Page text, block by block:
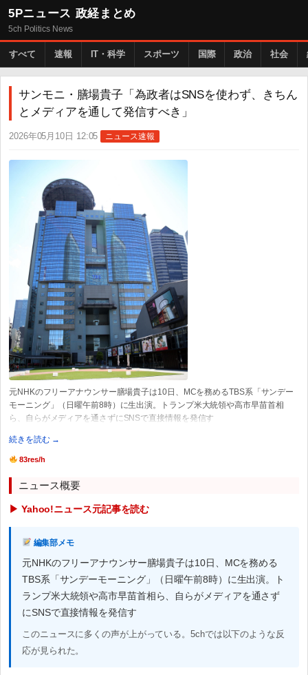
5Pニュース 政経まとめ
5ch Politics News
すべて 速報 IT・科学 スポーツ 国際 政治 社会
サンモニ・膳場貴子「為政者はSNSを使わず、きちん
とメディアを通して発信すべき」
2026年05月10日 12:05 ニュース速報
元NHKのフリーアナウンサー膳場貴子は10日、MCを務めるTBS系「サンデー
モーニング」（日曜午前8時）に生出演。トランプ米大統領や高市早苗首相
ら、自らがメディアを通さずにSNSで直接情報を発信す
続きを読む →
83res/h
ニュース概要
▶ Yahoo!ニュース元記事を読む
編集部メモ
元NHKのフリーアナウンサー膳場貴子は10日、MCを務める
TBS系「サンデーモーニング」（日曜午前8時）に生出演。ト
ランプ米大統領や高市早苗首相ら、自らがメディアを通さず
にSNSで直接情報を発信す
このニュースに多くの声が上がっている。5chでは以下のような反
応が見られた。